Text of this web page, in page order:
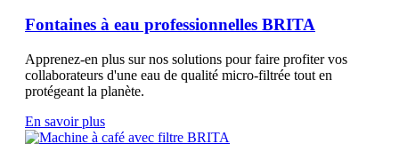
Fontaines à eau professionnelles BRITA
Apprenez-en plus sur nos solutions pour faire profiter vos
collaborateurs d'une eau de qualité micro-filtrée tout en
protégeant la planète.
En savoir plus